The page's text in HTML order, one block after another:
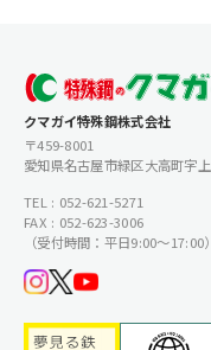
クマガイ特殊鋼株式会社
〒459-8001
愛知県名古屋市緑区大高町字
TEL : 052-621-5271
FAX : 052-623-3006
（受付時間：平日9:00〜17:00）